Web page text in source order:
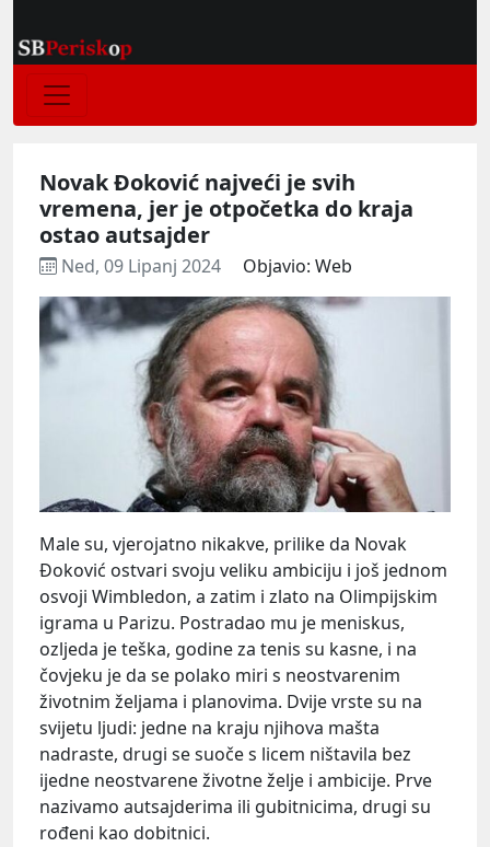
Novak Đoković najveći je svih
vremena, jer je otpočetka do kraja
ostao autsajder
Ned, 09 Lipanj 2024 Objavio: Web
Male su, vjerojatno nikakve, prilike da Novak
Đoković ostvari svoju veliku ambiciju i još jednom
osvoji Wimbledon, a zatim i zlato na Olimpijskim
igrama u Parizu. Postradao mu je meniskus,
ozljeda je teška, godine za tenis su kasne, i na
čovjeku je da se polako miri s neostvarenim
životnim željama i planovima. Dvije vrste su na
svijetu ljudi: jedne na kraju njihova mašta
nadraste, drugi se suoče s licem ništavila bez
ijedne neostvarene životne želje i ambicije. Prve
nazivamo autsajderima ili gubitnicima, drugi su
rođeni kao dobitnici.